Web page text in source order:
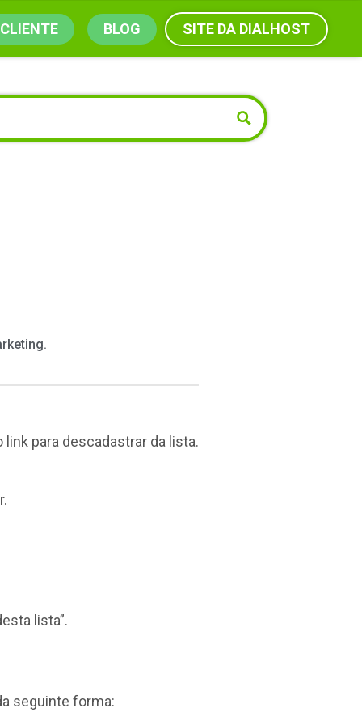
BLOG SITE DA DIALHOST
para descadastrar da lista.
lista”.
seguinte forma: